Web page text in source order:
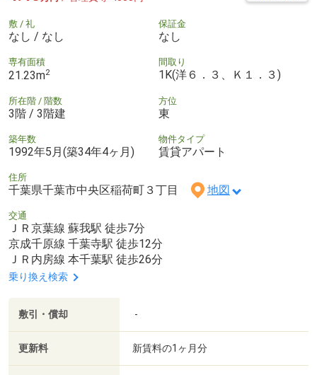
敷 / 礼
なし / なし
保証金
なし
専有面積
21.23m2
間取り
1K(洋６．３、Ｋ１．３)
所在階 / 階数
3階 / 3階建
方位
東
築年数
1992年5月(築34年4ヶ月)
物件タイプ
賃貸アパート
住所
千葉県千葉市中央区稲荷町３丁目 地図
交通
ＪＲ京葉線 蘇我駅 徒歩7分
京成千原線 千葉寺駅 徒歩12分
ＪＲ内房線 本千葉駅 徒歩26分
乗り換え検索
敷引・償却 -
更新料 新賃料の1ヶ月分